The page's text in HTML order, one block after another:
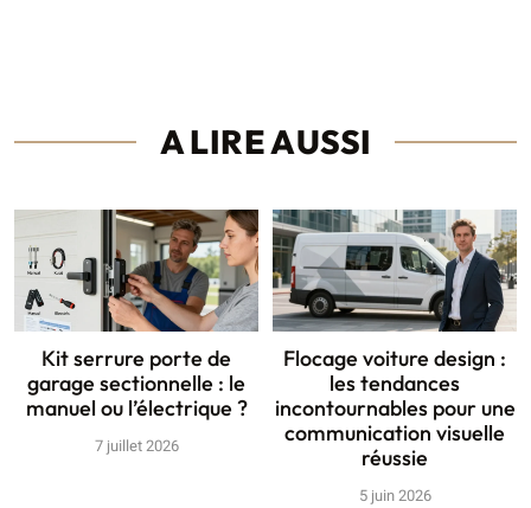
A LIRE AUSSI
Kit serrure porte de
garage sectionnelle : le
manuel ou l’électrique ?
7 juillet 2026
Flocage voiture design :
les tendances
incontournables pour une
communication visuelle
réussie
5 juin 2026